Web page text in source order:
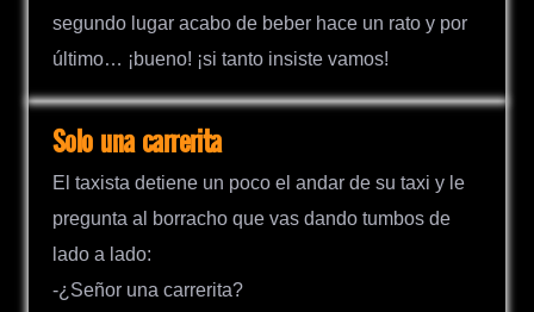
segundo lugar acabo de beber hace un rato y por
último… ¡bueno! ¡si tanto insiste vamos!
Solo una carrerita
El taxista detiene un poco el andar de su taxi y le
pregunta al borracho que vas dando tumbos de
lado a lado:
-¿Señor una carrerita?